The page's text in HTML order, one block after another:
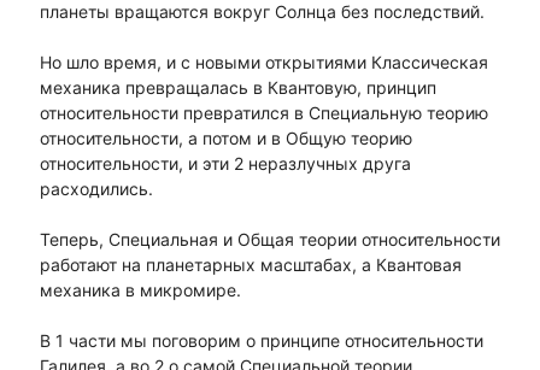
планеты вращаются вокруг Солнца без последствий.
Но шло время, и с новыми открытиями Классическая
механика превращалась в Квантовую, принцип
относительности превратился в Специальную теорию
относительности, а потом и в Общую теорию
относительности, и эти 2 неразлучных друга
расходились.
Теперь, Специальная и Общая теории относительности
работают на планетарных масштабах, а Квантовая
механика в микромире.
В 1 части мы поговорим о принципе относительности
Галилея, а во 2 о самой Специальной теории